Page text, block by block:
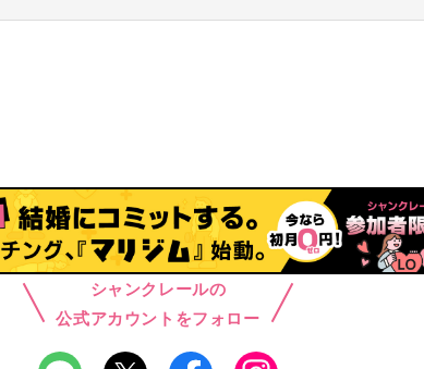
シャンクレールの
公式アカウントをフォロー